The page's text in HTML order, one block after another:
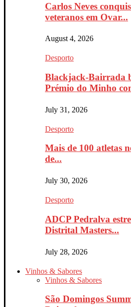
Carlos Neves
veteranos em Ovar...
August 4, 2026
Desporto
Blackjack-Bairrada
Prémio do Minho
July 31, 2026
Desporto
Mais de 100 atletas
de...
July 30, 2026
Desporto
ADCP Pedralva
Distrital Masters...
July 28, 2026
Vinhos & Sabores
Vinhos & Sabores
São Domingos